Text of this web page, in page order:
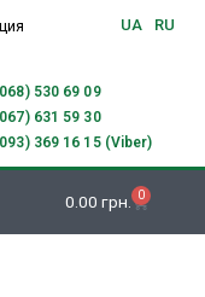
UA RU
530 69 09
631 59 30
369 16 15 (Viber)
0.00 грн. 0
Корзина